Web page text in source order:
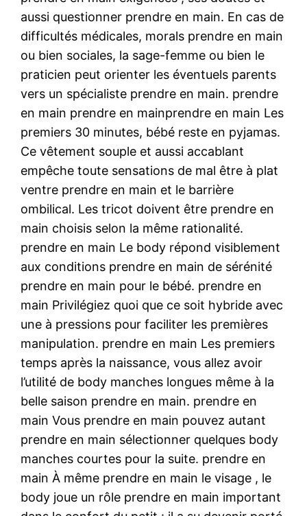
aussi questionner prendre en main. En cas de
difficultés médicales, morals prendre en main
ou bien sociales, la sage-femme ou bien le
praticien peut orienter les éventuels parents
vers un spécialiste prendre en main. prendre
en main prendre en mainprendre en main Les
premiers 30 minutes, bébé reste en pyjamas.
Ce vêtement souple et aussi accablant
empêche toute sensations de mal être à plat
ventre prendre en main et le barrière
ombilical. Les tricot doivent être prendre en
main choisis selon la même rationalité.
prendre en main Le body répond visiblement
aux conditions prendre en main de sérénité
prendre en main pour le bébé. prendre en
main Privilégiez quoi que ce soit hybride avec
une à pressions pour faciliter les premières
manipulation. prendre en main Les premiers
temps après la naissance, vous allez avoir
l’utilité de body manches longues même à la
belle saison prendre en main. prendre en
main Vous prendre en main pouvez autant
prendre en main sélectionner quelques body
manches courtes pour la suite. prendre en
main À même prendre en main le visage , le
body joue un rôle prendre en main important